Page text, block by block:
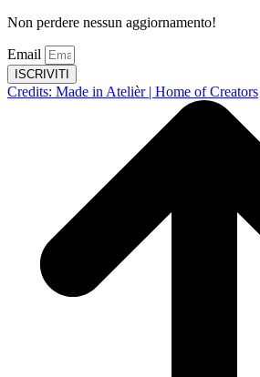
Non perdere nessun aggiornamento!
Email
ISCRIVITI
Credits: Made in Atelièr | Home of Creators